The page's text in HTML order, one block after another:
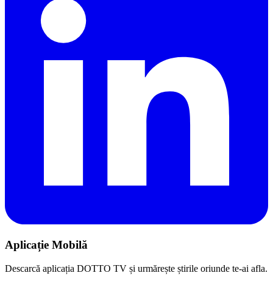
Aplicație Mobilă
Descarcă aplicația DOTTO TV și urmărește știrile oriunde te-ai afla.